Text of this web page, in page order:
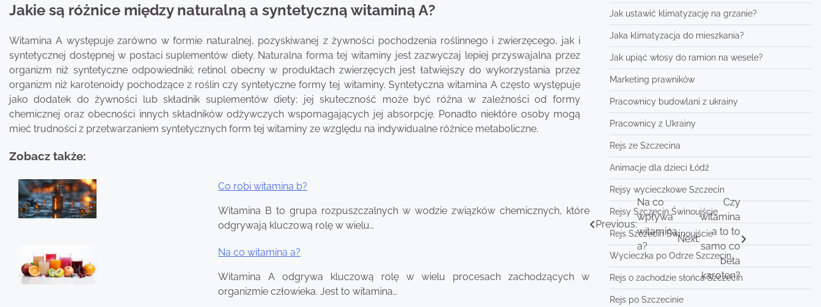
Jakie są różnice między naturalną a syntetyczną witaminą A?
Witamina A występuje zarówno w formie naturalnej, pozyskiwanej z żywności pochodzenia roślinnego i zwierzęcego, jak i
syntetycznej dostępnej w postaci suplementów diety. Naturalna forma tej witaminy jest zazwyczaj lepiej przyswajalna przez
organizm niż syntetyczne odpowiedniki; retinol obecny w produktach zwierzęcych jest łatwiejszy do wykorzystania przez
organizm niż karotenoidy pochodzące z roślin czy syntetyczne formy tej witaminy. Syntetyczna witamina A często występuje
jako dodatek do żywności lub składnik suplementów diety; jej skuteczność może być różna w zależności od formy
chemicznej oraz obecności innych składników odżywczych wspomagających jej absorpcję. Ponadto niektóre osoby mogą
mieć trudności z przetwarzaniem syntetycznych form tej witaminy ze względu na indywidualne różnice metaboliczne.
Zobacz także:
Co robi witamina b?
Witamina B to grupa rozpuszczalnych w wodzie związków chemicznych, które
odgrywają kluczową rolę w wielu…
Na co witamina a?
Witamina A odgrywa kluczową rolę w wielu procesach zachodzących w
organizmie człowieka. Jest to witamina…
Nawigacja
Previous:
Na co
wpływa
witamina
a?
Next:
Czy
witamina
a to to
samo co
beta
karoten?
Jak ustawić klimatyzację na grzanie?
Jaka klimatyzacja do mieszkania?
Jak upiąć włosy do ramion na wesele?
Marketing prawników
Pracownicy budowlani z ukrainy
Pracownicy z Ukrainy
Rejs ze Szczecina
Animacje dla dzieci Łódź
Rejsy wycieczkowe Szczecin
Rejsy Szczecin Świnoujście
Rejs Szczecin Świnoujście
Wycieczka po Odrze Szczecin
Rejs o zachodzie słońca Szczecin
Rejs po Szczecinie